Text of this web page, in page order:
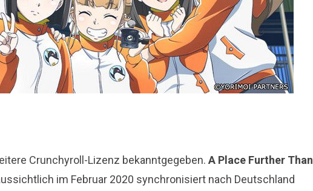
Crunchyroll-Lizenz bekanntgegeben.A Place Further Than
im Februar 2020 synchronisiert nach Deutschland